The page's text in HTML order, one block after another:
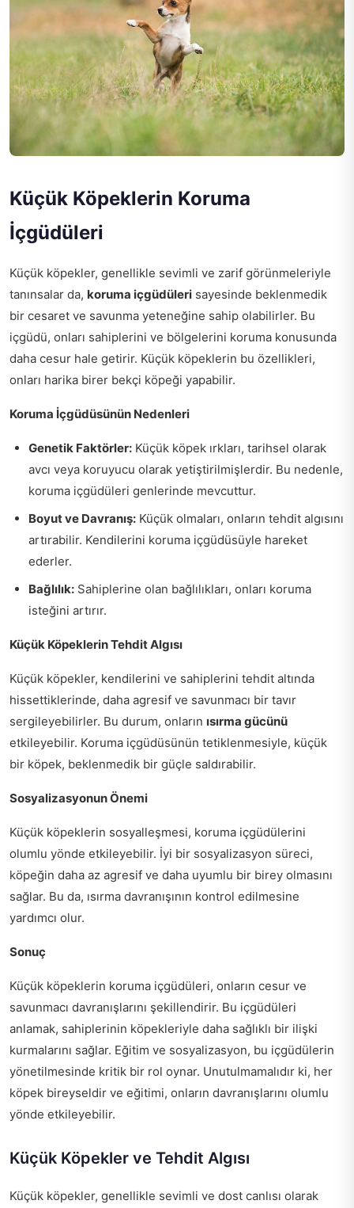
Küçük Köpeklerin Koruma
İçgüdüleri
Küçük köpekler, genellikle sevimli ve zarif görünmeleriyle
tanınsalar da, koruma içgüdüleri sayesinde beklenmedik
bir cesaret ve savunma yeteneğine sahip olabilirler. Bu
içgüdü, onları sahiplerini ve bölgelerini koruma konusunda
daha cesur hale getirir. Küçük köpeklerin bu özellikleri,
onları harika birer bekçi köpeği yapabilir.
Koruma İçgüdüsünün Nedenleri
Genetik Faktörler: Küçük köpek ırkları, tarihsel olarak
avcı veya koruyucu olarak yetiştirilmişlerdir. Bu nedenle,
koruma içgüdüleri genlerinde mevcuttur.
Boyut ve Davranış: Küçük olmaları, onların tehdit algısını
artırabilir. Kendilerini koruma içgüdüsüyle hareket
ederler.
Bağlılık: Sahiplerine olan bağlılıkları, onları koruma
isteğini artırır.
Küçük Köpeklerin Tehdit Algısı
Küçük köpekler, kendilerini ve sahiplerini tehdit altında
hissettiklerinde, daha agresif ve savunmacı bir tavır
sergileyebilirler. Bu durum, onların ısırma gücünü
etkileyebilir. Koruma içgüdüsünün tetiklenmesiyle, küçük
bir köpek, beklenmedik bir güçle saldırabilir.
Sosyalizasyonun Önemi
Küçük köpeklerin sosyalleşmesi, koruma içgüdülerini
olumlu yönde etkileyebilir. İyi bir sosyalizasyon süreci,
köpeğin daha az agresif ve daha uyumlu bir birey olmasını
sağlar. Bu da, ısırma davranışının kontrol edilmesine
yardımcı olur.
Sonuç
Küçük köpeklerin koruma içgüdüleri, onların cesur ve
savunmacı davranışlarını şekillendirir. Bu içgüdüleri
anlamak, sahiplerinin köpekleriyle daha sağlıklı bir ilişki
kurmalarını sağlar. Eğitim ve sosyalizasyon, bu içgüdülerin
yönetilmesinde kritik bir rol oynar. Unutulmamalıdır ki, her
köpek bireyseldir ve eğitimi, onların davranışlarını olumlu
yönde etkileyebilir.
Küçük Köpekler ve Tehdit Algısı
Küçük köpekler, genellikle sevimli ve dost canlısı olarak